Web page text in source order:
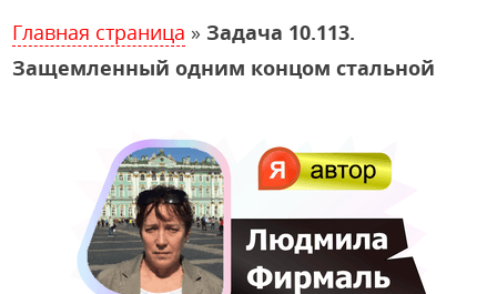
Главная страница » Задача 10.113.
Защемленный одним концом стальной